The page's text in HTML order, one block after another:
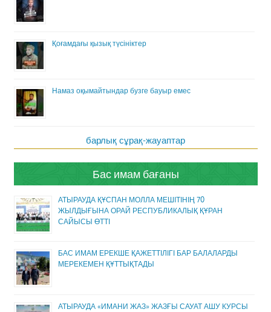
Қоғамдағы қызық түсініктер
Намаз оқымайтындар бузге бауыр емес
барлық сұрақ-жауаптар
Бас имам бағаны
АТЫРАУДА ҚҰСПАН МОЛЛА МЕШІТІНІҢ 70
ЖЫЛДЫҒЫНА ОРАЙ РЕСПУБЛИКАЛЫҚ ҚҰРАН
САЙЫСЫ ӨТТІ
БАС ИМАМ ЕРЕКШЕ ҚАЖЕТТІЛІГІ БАР БАЛАЛАРДЫ
МЕРЕКЕМЕН ҚҰТТЫҚТАДЫ
АТЫРАУДА «ИМАНИ ЖАЗ» ЖАЗҒЫ САУАТ АШУ КУРСЫ